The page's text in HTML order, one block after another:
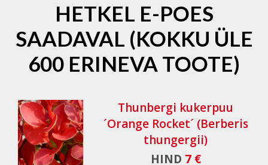
HETKEL E-POES
SAADAVAL (KOKKU ÜLE
600 ERINEVA TOOTE)
Thunbergi kukerpuu
´Orange Rocket´ (Berberis
thungergii)
HIND 7 €